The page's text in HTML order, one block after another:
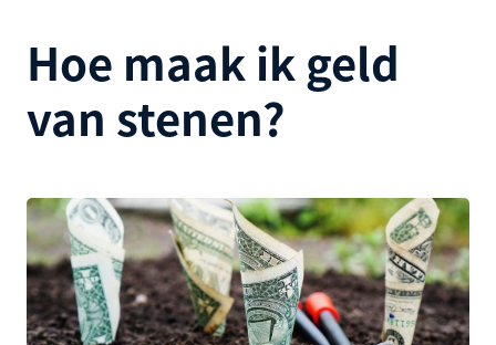
Hoe maak ik geld
van stenen?